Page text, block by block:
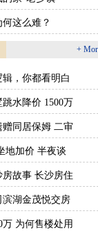
这么难？
+
，你都看明白
水降价 1500万
同居保姆 二审
地加价 半夜谈
故事 长沙房住
湖金茂悦交房
为何售楼处用